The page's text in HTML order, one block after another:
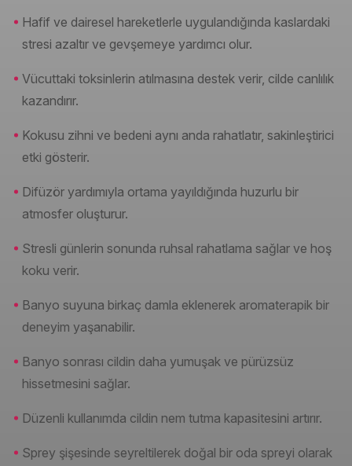
Hafif ve dairesel hareketlerle uygulandığında kaslardaki
stresi azaltır ve gevşemeye yardımcı olur.
Vücuttaki toksinlerin atılmasına destek verir, cilde canlılık
kazandırır.
Kokusu zihni ve bedeni aynı anda rahatlatır, sakinleştirici
etki gösterir.
Difüzör yardımıyla ortama yayıldığında huzurlu bir
atmosfer oluşturur.
Stresli günlerin sonunda ruhsal rahatlama sağlar ve hoş
koku verir.
Banyo suyuna birkaç damla eklenerek aromaterapik bir
deneyim yaşanabilir.
Banyo sonrası cildin daha yumuşak ve pürüzsüz
hissetmesini sağlar.
Düzenli kullanımda cildin nem tutma kapasitesini artırır.
Sprey şişesinde seyreltilerek doğal bir oda spreyi olarak